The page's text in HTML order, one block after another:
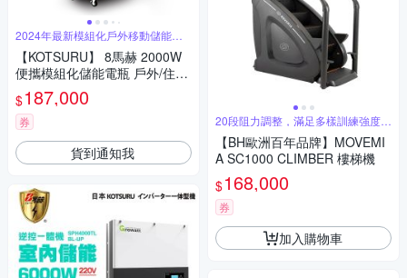
2024年最新模組化戶外移動儲能登
【KOTSURU】 8馬赫 2000W
便攜模組化儲能電瓶 戶外/住宅/
商辦 一主機＋一層電池組3072
Wh
$187,000
券
貨到通知我
20段阻力調整，滿足多樣訓練強度需
【BH歐洲百年品牌】MOVEMI
A SC1000 CLIMBER 樓梯機
$168,000
券
加入購物車